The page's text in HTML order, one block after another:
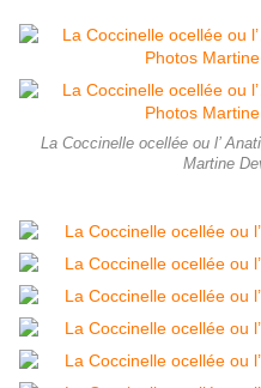
La Coccinelle ocellée ou l’
Martine